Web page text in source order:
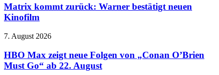
er
sieht
wie
Donut
zurück:
Warner
bestätigt
Kinofilm
Matrix kommt zurück: Warner bestätigt neuen
Kinofilm
HBO
zeigt
neue
Folgen
7. August 2026
HBO Max zeigt neue Folgen von „Conan O’Brien
Must Go“ ab 22. August